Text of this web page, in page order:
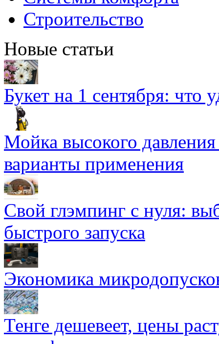
Строительство
Новые статьи
Букет на 1 сентября: что
Мойка высокого
варианты применения
Свой глэмпинг с нуля:
быстрого запуска
Экономика
Тенге дешевеет, цены